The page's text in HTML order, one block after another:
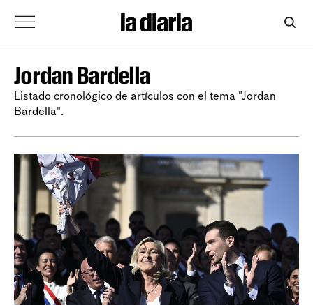
Jordan Bardella
Listado cronológico de artículos con el tema "Jordan
Bardella".